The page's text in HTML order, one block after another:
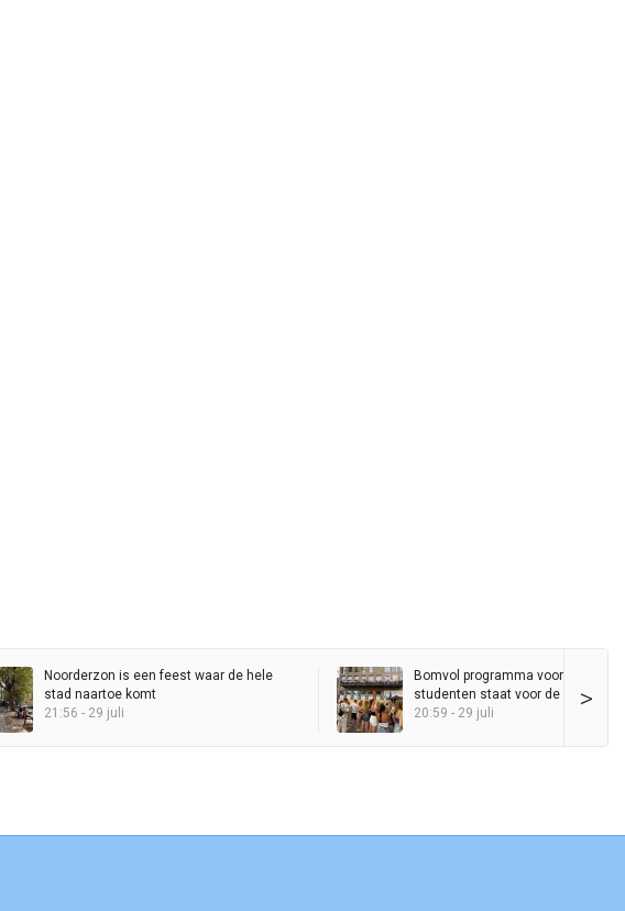
>
Noorderzon is een feest waar de hele
stad naartoe komt
21:56 - 29 juli
Bomvol programma voor nieuwe
studenten staat voor de deur,
KEI-lopers daalt al jaren
20:59 - 29 juli